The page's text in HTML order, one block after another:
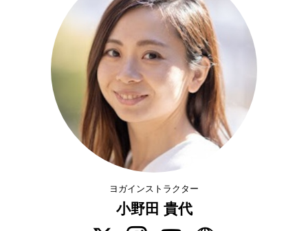
ヨガインストラクター
小野田 貴代